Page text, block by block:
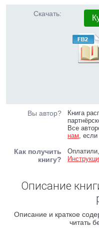
Скачать:
Вы автор?
Книга
Все
нам,
Как получить
книгу?
Описание
Описание и краткое
читать